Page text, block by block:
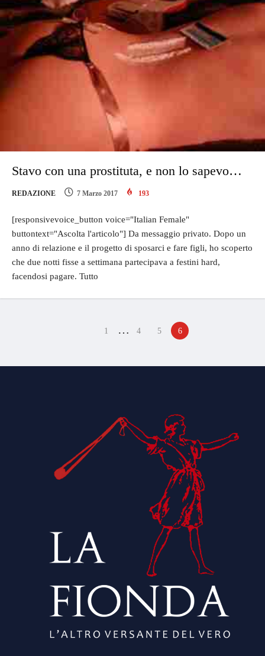
Stavo con una prostituta, e non lo sapevo…
REDAZIONE 7 Marzo 2017 193
[responsivevoice_button voice="Italian Female"
buttontext="Ascolta l'articolo"] Da messaggio privato. Dopo un
anno di relazione e il progetto di sposarci e fare figli, ho scoperto
che due notti fisse a settimana partecipava a festini hard,
facendosi pagare. Tutto
1 … 4 5 6